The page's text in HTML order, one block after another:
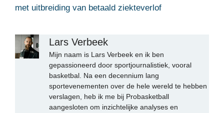
met uitbreiding van betaald ziekteverlof
Lars Verbeek
Mijn naam is Lars Verbeek en ik ben
gepassioneerd door sportjournalistiek, vooral
basketbal. Na een decennium lang
sportevenementen over de hele wereld te hebben
verslagen, heb ik me bij Probasketball
aangesloten om inzichtelijke analyses en